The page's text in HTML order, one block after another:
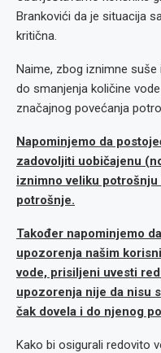
Brankovići da je situacija
kritična.
Naime, zbog iznimne
do smanjenja količine
značajnog povećanja
Napominjemo da
zadovoljiti uobičajenu
iznimno veliku
potrošnje.
Također napominjemo
upozorenja našim
vode, prisiljeni uvesti
upozorenja nije da nisu
čak dovela i do njenog
Kako bi osigurali redovito